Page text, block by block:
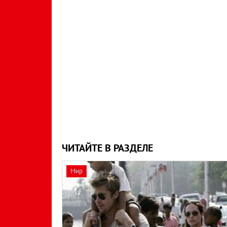
ЧИТАЙТЕ В РАЗДЕЛЕ
Мир